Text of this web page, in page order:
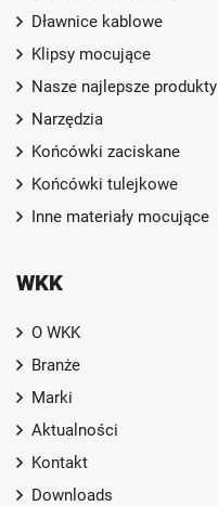
Dławnice kablowe
Klipsy mocujące
Nasze najlepsze produkty
Narzędzia
Końcówki zaciskane
Końcówki tulejkowe
Inne materiały mocujące
WKK
O WKK
Branże
Marki
Aktualności
Kontakt
Downloads